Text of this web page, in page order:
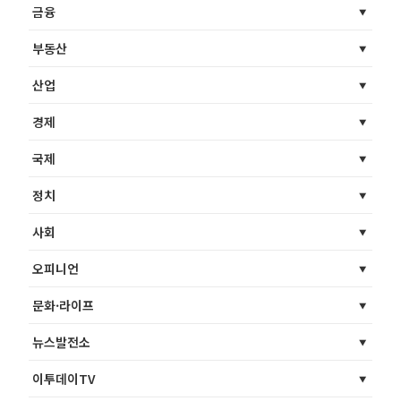
금융
부동산
산업
경제
국제
정치
사회
오피니언
문화·라이프
뉴스발전소
이투데이TV